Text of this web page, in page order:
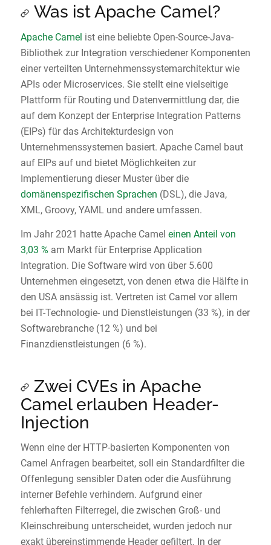
Was ist Apache Camel?
Apache Camel ist eine beliebte Open-Source-Java-
Bibliothek zur Integration verschiedener Komponenten
einer verteilten Unternehmenssystemarchitektur wie
APIs oder Microservices. Sie stellt eine vielseitige
Plattform für Routing und Datenvermittlung dar, die
auf dem Konzept der Enterprise Integration Patterns
(EIPs) für das Architekturdesign von
Unternehmenssystemen basiert. Apache Camel baut
auf EIPs auf und bietet Möglichkeiten zur
Implementierung dieser Muster über die
domänenspezifischen Sprachen (DSL), die Java,
XML, Groovy, YAML und andere umfassen.
Im Jahr 2021 hatte Apache Camel einen Anteil von
3,03 % am Markt für Enterprise Application
Integration. Die Software wird von über 5.600
Unternehmen eingesetzt, von denen etwa die Hälfte in
den USA ansässig ist. Vertreten ist Camel vor allem
bei IT-Technologie- und Dienstleistungen (33 %), in der
Softwarebranche (12 %) und bei
Finanzdienstleistungen (6 %).
Zwei CVEs in Apache
Camel erlauben Header-
Injection
Wenn eine der HTTP-basierten Komponenten von
Camel Anfragen bearbeitet, soll ein Standardfilter die
Offenlegung sensibler Daten oder die Ausführung
interner Befehle verhindern. Aufgrund einer
fehlerhaften Filterregel, die zwischen Groß- und
Kleinschreibung unterscheidet, wurden jedoch nur
exakt übereinstimmende Header gefiltert. In der